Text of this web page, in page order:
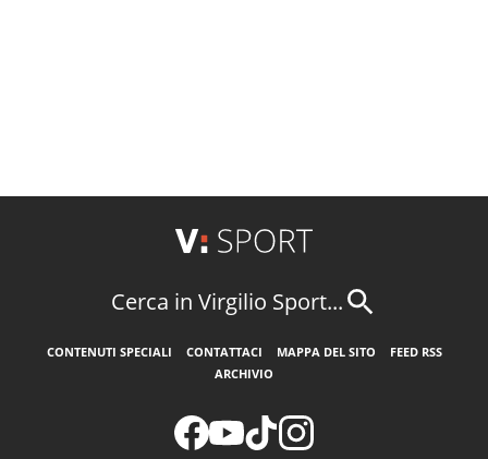
Cerca in Virgilio Sport...
CONTENUTI SPECIALI CONTATTACI MAPPA DEL SITO
FEED RSS
ARCHIVIO